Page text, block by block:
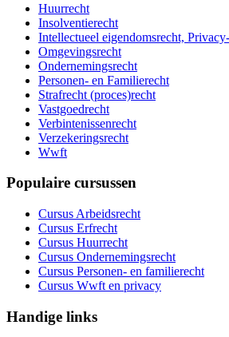
Huurrecht
Insolventierecht
Intellectueel eigendomsrecht,
Omgevingsrecht
Ondernemingsrecht
Personen- en Familierecht
Strafrecht (proces)recht
Vastgoedrecht
Verbintenissenrecht
Verzekeringsrecht
Wwft
Populaire cursussen
Cursus Arbeidsrecht
Cursus Erfrecht
Cursus Huurrecht
Cursus Ondernemingsrecht
Cursus Personen- en familierecht
Cursus Wwft en privacy
Handige links